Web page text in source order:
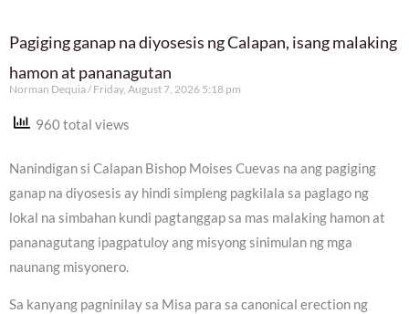
Pagiging ganap na diyosesis ng Calapan, isang malaking
hamon at pananagutan
Norman Dequia Friday, August 7, 2026 5:18 pm
960 total views
Nanindigan si Calapan Bishop Moises Cuevas na ang pagiging
ganap na diyosesis ay hindi simpleng pagkilala sa paglago ng
lokal na simbahan kundi pagtanggap sa mas malaking hamon at
pananagutang ipagpatuloy ang misyong sinimulan ng mga
naunang misyonero.
Sa kanyang pagninilay sa Misa para sa canonical erection ng